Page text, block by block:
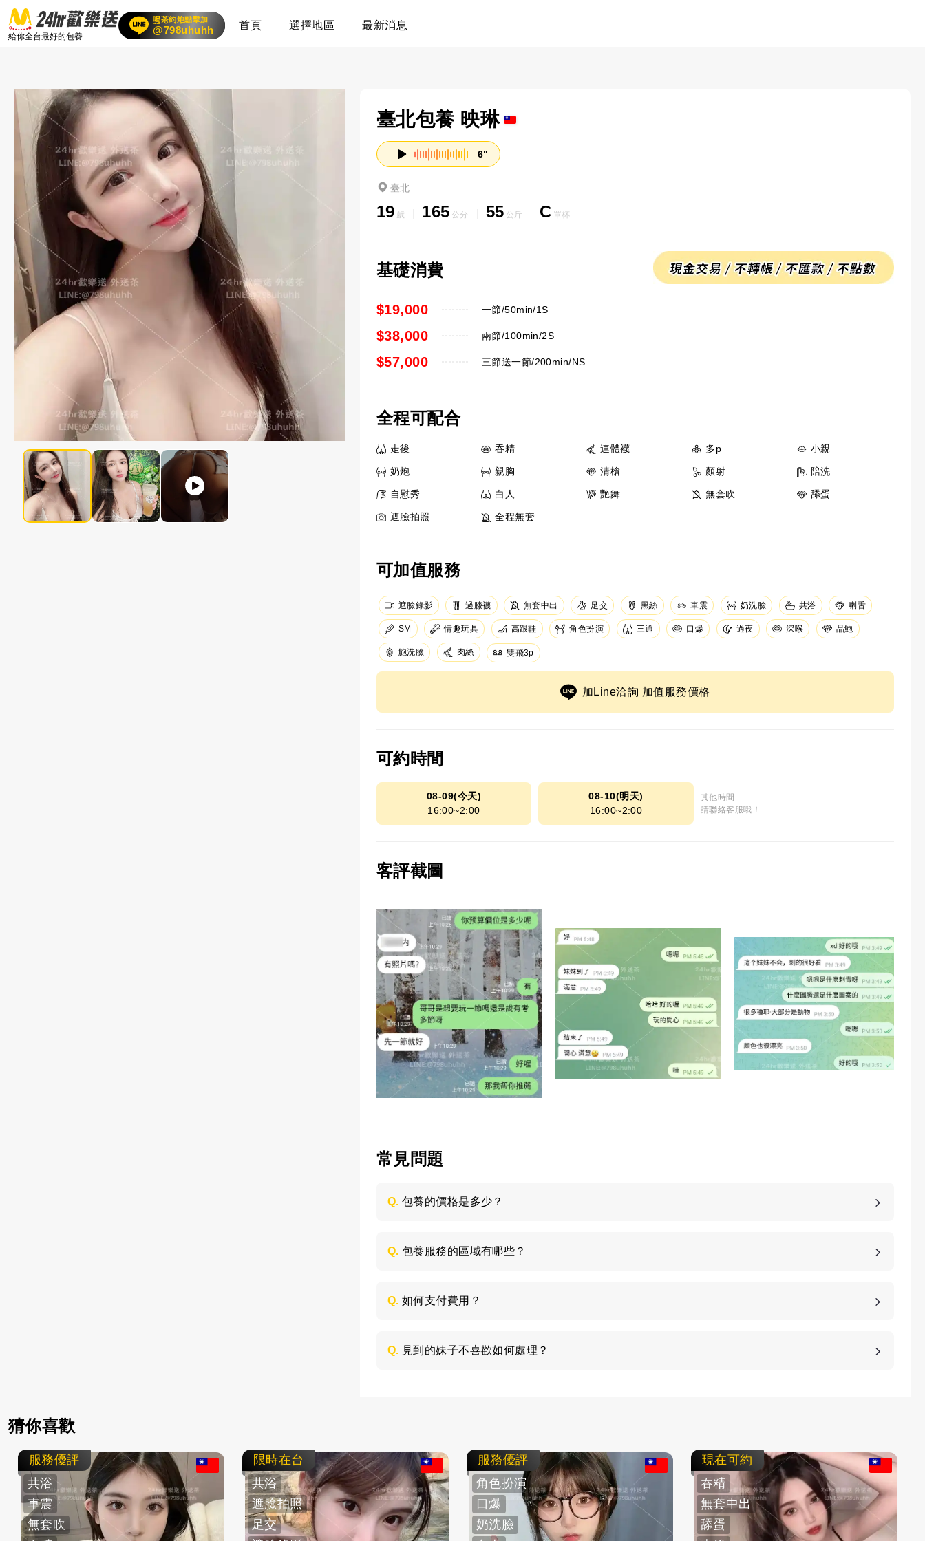
給你全台最好的包養
喝茶約炮點擊加
賴
24小時客服在線
@798uhuhh 首頁 選擇地區 最新消息
臺北包養 映琳
6"
臺北
19 歲 165 公分 55 公斤 C 罩杯
基礎消費
一節/50min/1S
$19,000
兩節/100min/2S
$38,000
三節送一節/200min/NS
$57,000
全程可配合
走後 吞精 連體襪 多p 小親
奶炮 親胸 清槍 顏射 陪洗
自慰秀 白人 艷舞 無套吹 舔蛋
遮臉拍照 全程無套
可加值服務
遮臉錄影 過膝襪 無套中出 足交 黑絲 車震 奶洗臉 共浴 喇舌
SM 情趣玩具 高跟鞋 角色扮演 三通 口爆 過夜 深喉 品鮑
鮑洗臉 肉絲 雙飛3p
加Line洽詢 加值服務價格
可約時間
08-09(今天)
16:00~2:00
08-10(明天)
16:00~2:00
其他時間
請聯絡客服哦！
客評截圖
常見問題
Q. 包養的價格是多少？
Q. 包養服務的區域有哪些？
Q. 如何支付費用？
Q. 見到的妹子不喜歡如何處理？
猜你喜歡
服務優評
共浴
車震
無套吹
限時在台
共浴
遮臉拍照
足交
服務優評
角色扮演
口爆
奶洗臉
現在可約
吞精
無套中出
舔蛋